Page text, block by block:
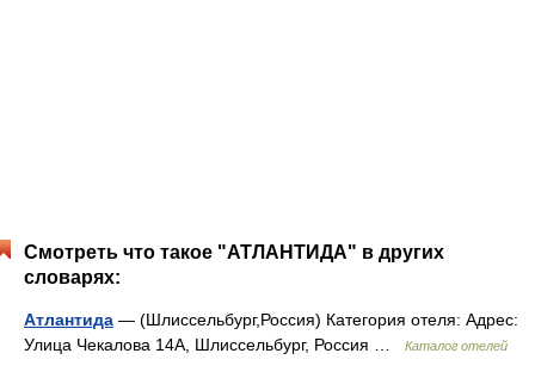
Смотреть что такое "АТЛАНТИДА" в других
словарях:
Атлантида — (Шлиссельбург,Россия) Категория отеля: Адрес:
Улица Чекалова 14А, Шлиссельбург, Россия …
Каталог отелей